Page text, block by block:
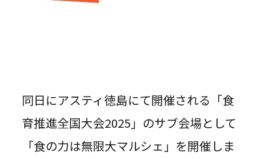
同日にアスティ徳島にて開催される「食
育推進全国大会2025」のサブ会場として
「食の力は無限大マルシェ」を開催しま